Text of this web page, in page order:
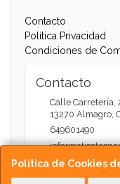
Política de Cookies
Contacto
Política Privacidad
Condiciones de
Contacto
Calle Carretería,
13270 Almagro
649601490